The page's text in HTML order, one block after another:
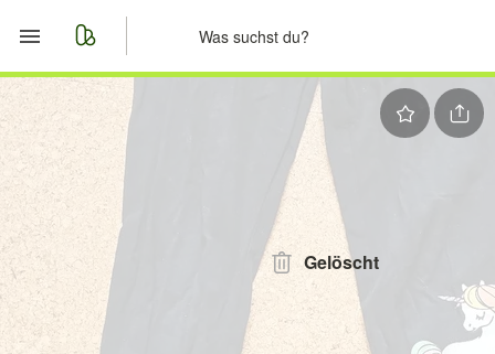
Start
Merkliste
Nachrichten
Anzeige aufgeben
Gelöscht